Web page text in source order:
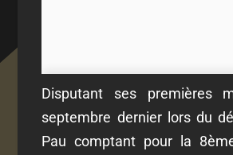
Disputant ses premières
septembre dernier lors du
Pau comptant pour la